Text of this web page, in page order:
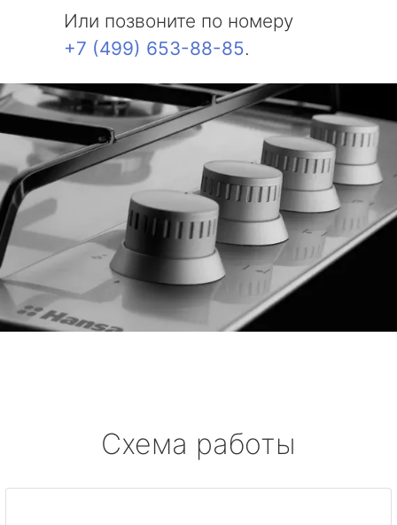
Или позвоните по номеру
+7 (499) 653-88-85.
Схема работы